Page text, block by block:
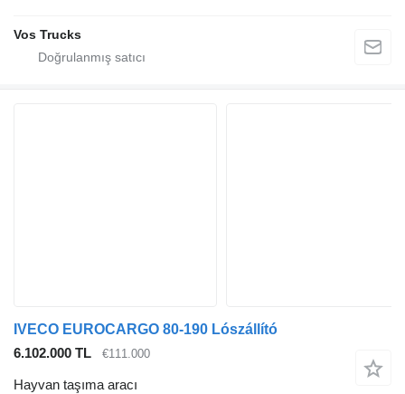
Vos Trucks
IVECO EUROCARGO 80-190 Lószállító
6.102.000 TL
€111.000
Hayvan taşıma aracı